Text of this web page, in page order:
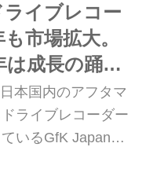
イブレコー
市場拡大。
は成長の踊り
気配も
本国内のアフタマ
ライブレコーダー
いるGfK Japan
果を発表した。な